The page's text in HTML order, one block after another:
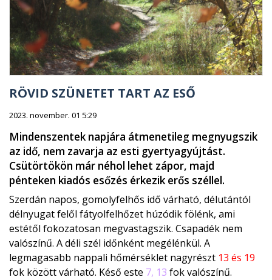
RÖVID SZÜNETET TART AZ ESŐ
2023. november. 01 5:29
Mindenszentek napjára átmenetileg megnyugszik
az idő, nem zavarja az esti gyertyagyújtást.
Csütörtökön már néhol lehet zápor, majd
pénteken kiadós esőzés érkezik erős széllel.
Szerdán napos, gomolyfelhős idő várható, délutántól
délnyugat felől fátyolfelhőzet húzódik fölénk, ami
estétől fokozatosan megvastagszik. Csapadék nem
valószínű. A déli szél időnként megélénkül. A
legmagasabb nappali hőmérséklet nagyrészt 13 és 19
fok között várható. Késő este 7, 13 fok valószínű.